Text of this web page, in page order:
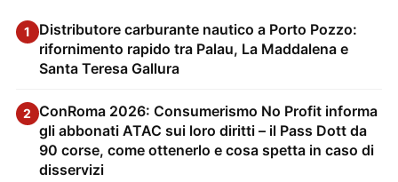
1
Distributore carburante nautico a Porto Pozzo:
rifornimento rapido tra Palau, La Maddalena e
Santa Teresa Gallura
2 ConRoma 2026: Consumerismo No Profit informa
gli abbonati ATAC sui loro diritti – il Pass Dott da
90 corse, come ottenerlo e cosa spetta in caso di
disservizi